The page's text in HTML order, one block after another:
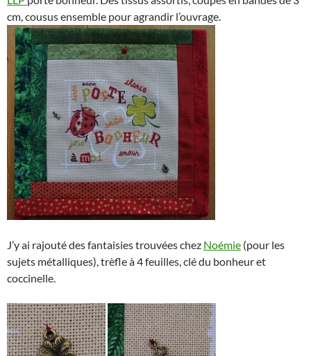
cm, cousus ensemble pour agrandir l’ouvrage.
J’y ai rajouté des fantaisies trouvées chez Noémie (pour les
sujets métalliques), trèfle à 4 feuilles, clé du bonheur et
coccinelle.